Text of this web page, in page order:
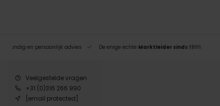
en persoonlijk advies De enige echte Marktleider sinds 1995
Veelgestelde vragen
+31 (0)316 266 990
[email protected]